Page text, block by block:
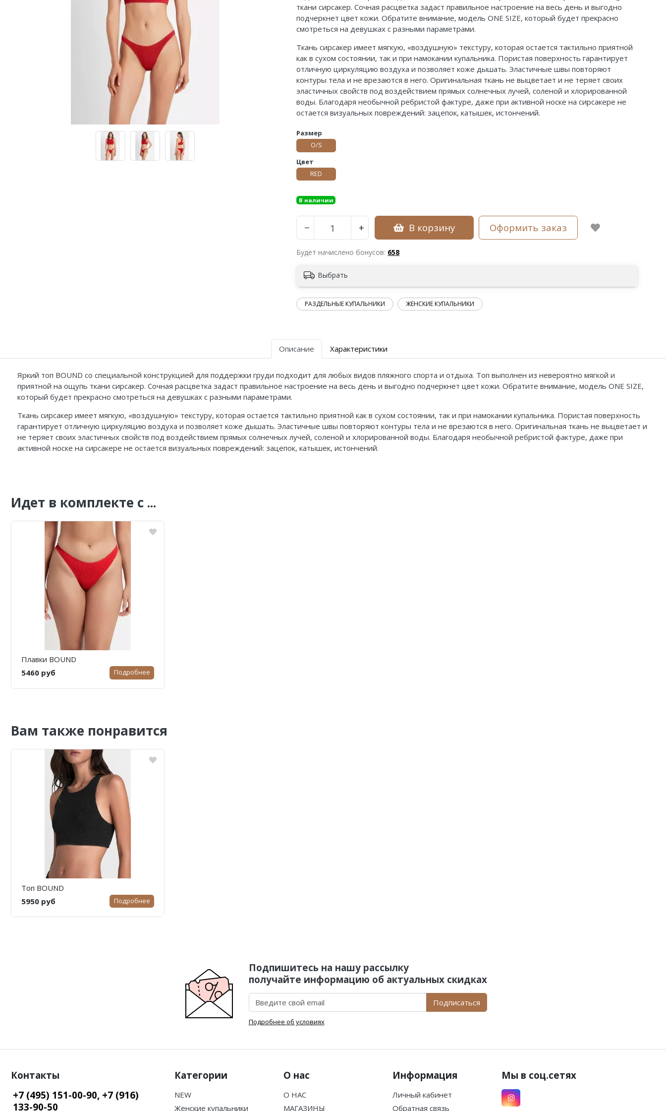
ткани сирсакер. Сочная расцветка задаст правильное настроение на весь день и выгодно
подчеркнет цвет кожи. Обратите внимание, модель ONE SIZE, который будет прекрасно
смотреться на девушках с разными параметрами.
Ткань сирсакер имеет мягкую, «воздушную» текстуру, которая остается тактильно приятной
как в сухом состоянии, так и при намокании купальника. Пористая поверхность гарантирует
отличную циркуляцию воздуха и позволяет коже дышать. Эластичные швы повторяют
контуры тела и не врезаются в него. Оригинальная ткань не выцветает и не теряет своих
эластичных свойств под воздействием прямых солнечных лучей, соленой и хлорированной
воды. Благодаря необычной ребристой фактуре, даже при активной носке на сирсакере не
остается визуальных повреждений: зацепок, катышек, истончений.
Размер
O/S
Цвет
RED
В наличии
− + В корзину Оформить заказ
Будет начислено бонусов: 658
Выбрать
РАЗДЕЛЬНЫЕ КУПАЛЬНИКИ ЖЕНСКИЕ КУПАЛЬНИКИ
Описание Характеристики
Яркий топ BOUND со специальной конструкцией для поддержки груди подходит для любых видов пляжного спорта и отдыха. Топ выполнен из невероятно мягкой и
приятной на ощупь ткани сирсакер. Сочная расцветка задаст правильное настроение на весь день и выгодно подчеркнет цвет кожи. Обратите внимание, модель ONE SIZE,
который будет прекрасно смотреться на девушках с разными параметрами.
Ткань сирсакер имеет мягкую, «воздушную» текстуру, которая остается тактильно приятной как в сухом состоянии, так и при намокании купальника. Пористая поверхность
гарантирует отличную циркуляцию воздуха и позволяет коже дышать. Эластичные швы повторяют контуры тела и не врезаются в него. Оригинальная ткань не выцветает и
не теряет своих эластичных свойств под воздействием прямых солнечных лучей, соленой и хлорированной воды. Благодаря необычной ребристой фактуре, даже при
активной носке на сирсакере не остается визуальных повреждений: зацепок, катышек, истончений.
Идет в комплекте с ...
Плавки BOUND
5460 руб
Подробнее
Вам также понравится
Топ BOUND
5950 руб
Подробнее
Подпишитесь на нашу рассылку
получайте информацию об актуальных скидках
Подписаться
Подробнее об условиях
Контакты
+7 (495) 151-00-90, +7 (916)
133-90-50
Категории
NEW
Женские купальники
О нас
О НАС
МАГАЗИНЫ
Информация
Личный кабинет
Обратная связь
Мы в соц.сетях